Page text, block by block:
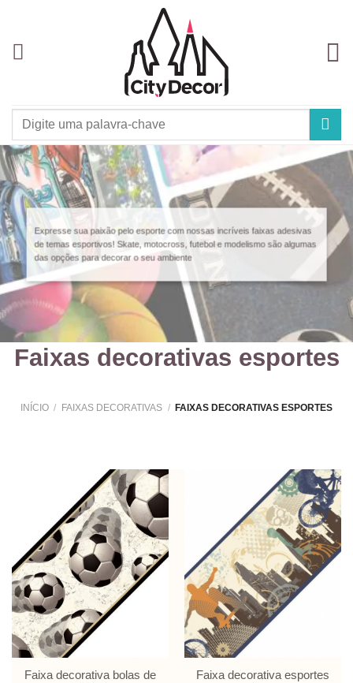
Pesquisar
Expresse sua paixão pelo esporte com nossas incríveis faixas adesivas
de temas esportivos! Skate, motocross, futebol e modelismo são algumas
das opções para decorar o seu ambiente
Faixas decorativas esportes
INÍCIO / FAIXAS DECORATIVAS / FAIXAS DECORATIVAS ESPORTES
Faixa decorativa bolas de
Faixa decorativa esportes